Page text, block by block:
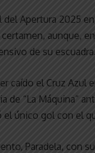
del Apertura 2025
aunque,
de su escuadra.
caído el Cruz Azul
de “La Máquina”
único gol con el
Paradela, con